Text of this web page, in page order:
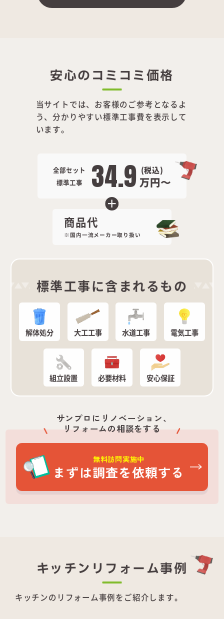
安心のコミコミ価格
当サイトでは、お客様のご参考となるよ
う、分かりやすい標準工事費を表示して
います。
全部セット
標準工事
34.9 万円〜
商品代
国内一流メーカー取り扱い
標準工事に含まれるもの
解体処分 大工工事 水道工事 電気工事
組立設置 必要材料 安心保証
サンプロにリノベーション、
リフォームの相談をする
無料訪問実施中
まずは調査を依頼する
キッチンリフォーム事例
キッチンのリフォーム事例をご紹介します。